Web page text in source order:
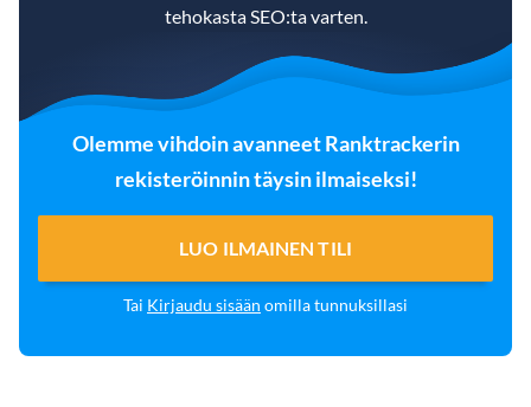
tehokasta SEO:ta varten.
Olemme vihdoin avanneet Ranktrackerin
rekisteröinnin täysin ilmaiseksi!
LUO ILMAINEN TILI
Tai Kirjaudu sisään omilla tunnuksillasi